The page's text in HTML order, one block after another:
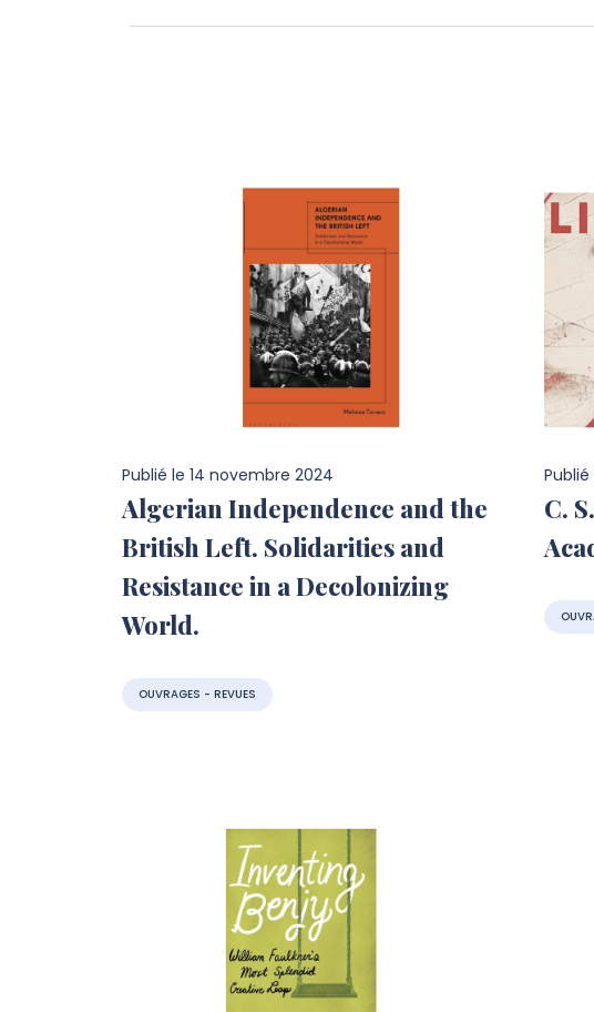
Publié le 14 novembre 2024
Algerian Independence and the
British Left. Solidarities and
Resistance in a Decolonizing
World.
OUVRAGES - REVUES
C.